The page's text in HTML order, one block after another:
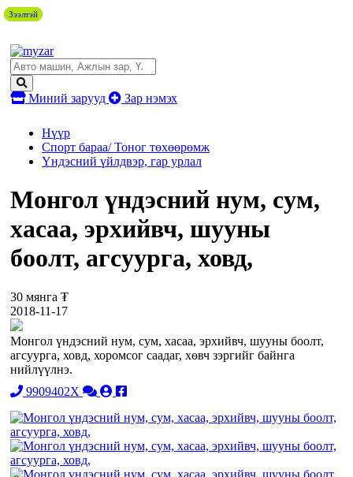
Миний зарууд Зар нэмэх
Нүүр
Спорт бараа/ Тоног төхөөрөмж
Үндэсний үйлдвэр, гар урлал
Монгол үндэсний нум, сум,
хасаа, эрхийвч, шууны
боолт, агсуурга, ховд,
30 мянга ₮
2018-11-17
Монгол үндэсний нум, сум, хасаа, эрхийвч, шууны боолт,
агсуурга, ховд, хоромсог саадаг, хөвч зэргийг байнга
нийлүүлнэ.
9909402X
Зээлтэй
Зээлтэй
Зээлтэй